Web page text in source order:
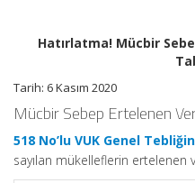
Hatırlatma! Mücbir
Tarih: 6 Kasım 2020
Mücbir Sebep Ertelenen
518 No’lu VUK Genel
sayılan mükelleflerin